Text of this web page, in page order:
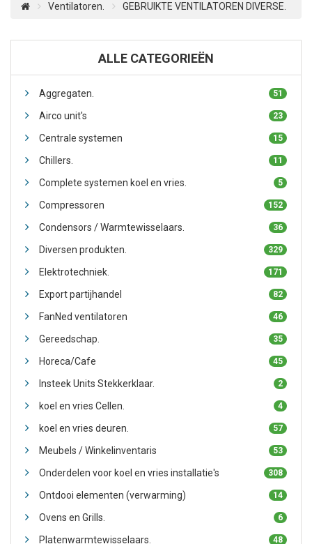
Ventilatoren. GEBRUIKTE VENTILATOREN DIVERSE.
ALLE CATEGORIEËN
Aggregaten. 51
Airco unit's 23
Centrale systemen 15
Chillers. 11
Complete systemen koel en vries. 5
Compressoren 152
Condensors / Warmtewisselaars. 36
Diversen produkten. 329
Elektrotechniek. 171
Export partijhandel 82
FanNed ventilatoren 46
Gereedschap. 35
Horeca/Cafe 45
Insteek Units Stekkerklaar. 2
koel en vries Cellen. 4
koel en vries deuren. 57
Meubels / Winkelinventaris 53
Onderdelen voor koel en vries installatie's 308
Ontdooi elementen (verwarming) 14
Ovens en Grills. 6
Platenwarmtewisselaars. 48